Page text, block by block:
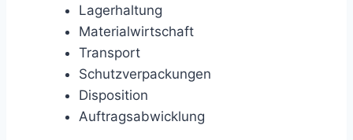
Lagerhaltung
Materialwirtschaft
Transport
Schutzverpackungen
Disposition
Auftragsabwicklung